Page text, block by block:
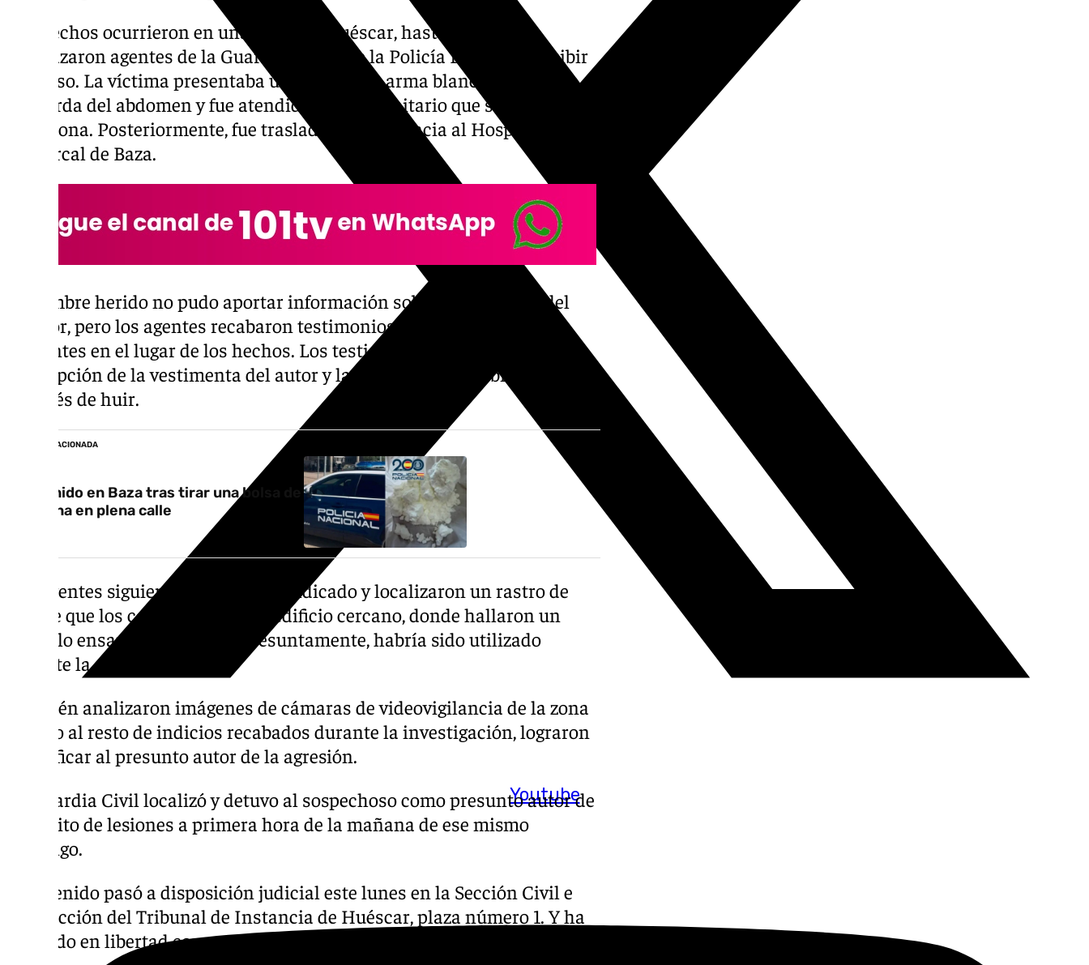
Youtube
Los hechos ocurrieron en una plaza de Huéscar, hasta la que se
desplazaron agentes de la Guardia Civil y de la Policía Local tras recibir
un aviso. La víctima presentaba una herida de arma blanca en la parte
izquierda del abdomen y fue atendida por un sanitario que se encontraba
en la zona. Posteriormente, fue trasladada de urgencia al Hospital
Comarcal de Baza.
El hombre herido no pudo aportar información sobre la identidad del
agresor, pero los agentes recabaron testimonios entre las personas
presentes en el lugar de los hechos. Los testigos facilitaron una
descripción de la vestimenta del autor y la dirección que había tomado
después de huir.
NOTICIA RELACIONADA
Detenido en Baza tras tirar una bolsa de
cocaína en plena calle
Los agentes siguieron el recorrido indicado y localizaron un rastro de
sangre que los condujo hasta un edificio cercano, donde hallaron un
cuchillo ensangrentado que, presuntamente, habría sido utilizado
durante la agresión.
También analizaron imágenes de cámaras de videovigilancia de la zona
y, junto al resto de indicios recabados durante la investigación, lograron
identificar al presunto autor de la agresión.
La Guardia Civil localizó y detuvo al sospechoso como presunto autor de
un delito de lesiones a primera hora de la mañana de ese mismo
domingo.
El detenido pasó a disposición judicial este lunes en la Sección Civil e
Instrucción del Tribunal de Instancia de Huéscar, plaza número 1. Y ha
quedado en libertad con cargos.